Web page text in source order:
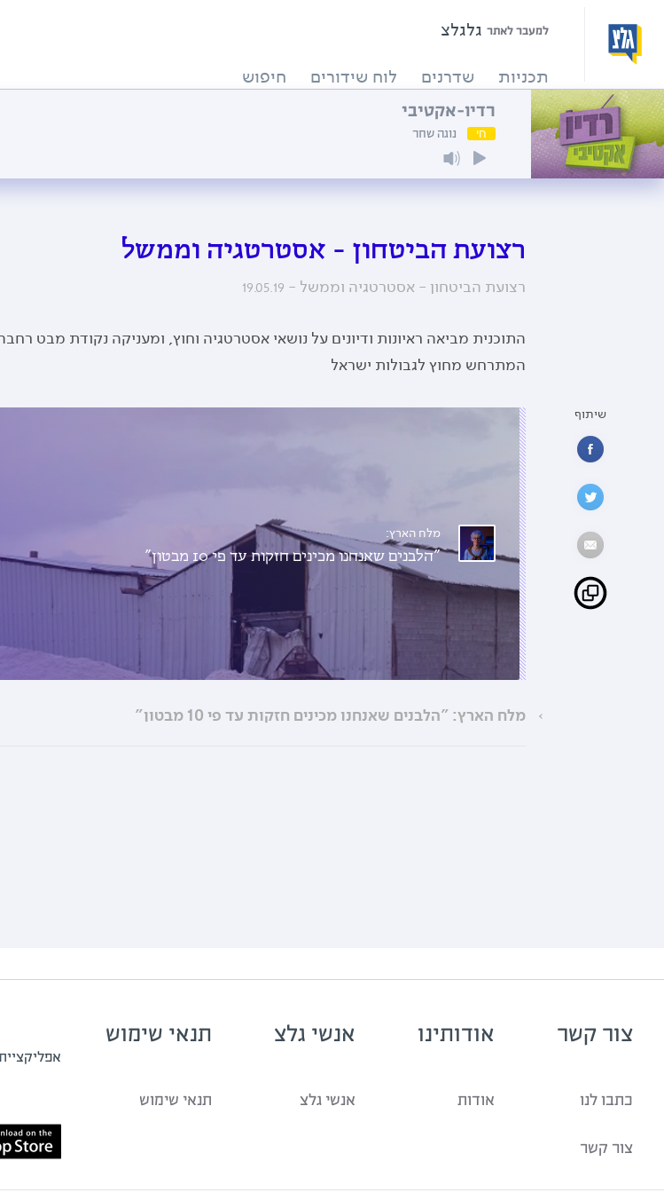
למעבר לאתר גלגלצ
תכניות
שדרנים לוח שידורים חיפוש
רדיו-אקטיבי
חי נוגה שחר
רצועת הביטחון - אסטרטגיה וממשל
רצועת הביטחון - אסטרטגיה וממשל - 19.05.19
התוכנית מביאה ראיונות ודיונים על נושאי אסטרטגיה וחוץ, ומעניקה נקודת מבט
המתרחש מחוץ לגבולות ישראל
שיתוף
מלח הארץ:
"הלבנים שאנחנו מכינים חזקות עד פי 10 מבטון"
מלח הארץ: "הלבנים שאנחנו מכינים חזקות עד פי 10 מבטון"
צור קשר
כתבו לנו
צור קשר
אודותינו
אודות
אנשי גלצ
אנשי גלצ
תנאי שימוש
תנאי שימוש